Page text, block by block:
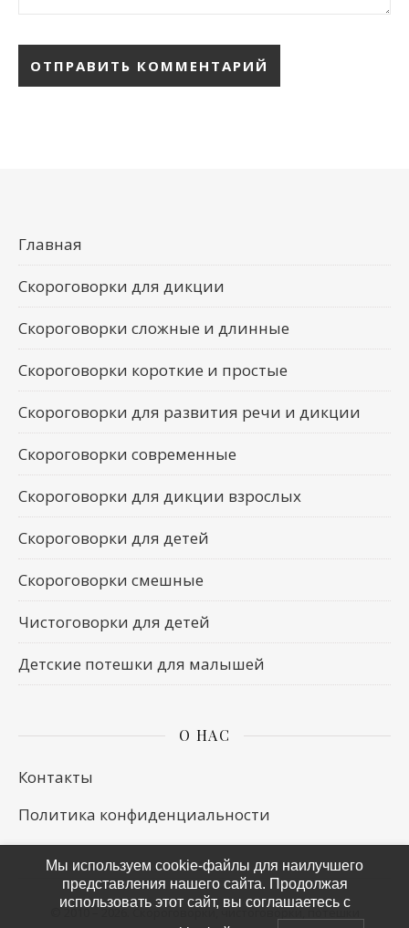
Главная
Скороговорки для дикции
Скороговорки сложные и длинные
Скороговорки короткие и простые
Скороговорки для развития речи и дикции
Скороговорки современные
Скороговорки для дикции взрослых
Скороговорки для детей
Скороговорки смешные
Чистоговорки для детей
Детские потешки для малышей
О НАС
Контакты
Политика конфиденциальности
© 2010 – 2026.Скороговорки, чистоговорки, потешки
Мы используем cookie-файлы для наилучшего
представления нашего сайта. Продолжая
использовать этот сайт, вы соглашаетесь с